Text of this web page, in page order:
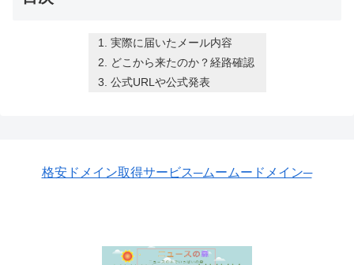
実際に届いたメール内容
どこから来たのか？経路確認
公式URLや公式発表
格安ドメイン取得サービス─ムームードメイン─